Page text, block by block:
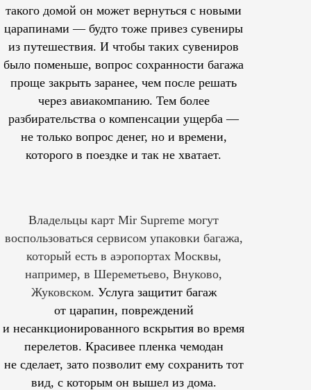
такого домой он может вернуться с новыми
царапинами — будто тоже привез сувениры
из путешествия. И чтобы таких сувениров
было поменьше, вопрос сохранности багажа
проще закрыть заранее, чем после решать
через авиакомпанию. Тем более
разбирательства о компенсации ущерба —
не только вопрос денег, но и времени,
которого в поездке и так не хватает.
Владельцы карт Mir Supreme могут
воспользоваться сервисом упаковки багажа,
который есть в аэропортах Москвы,
например, в Шереметьево, Внуково,
Жуковском. Услуга защитит багаж
от царапин, повреждений
и несанкционированного вскрытия во время
перелетов. Красивее пленка чемодан
не сделает, зато позволит ему сохранить тот
вид, с которым он вышел из дома.